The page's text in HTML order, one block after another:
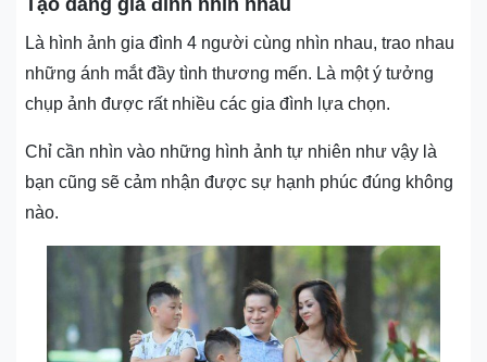
Tạo dáng gia đình nhìn nhau
Là hình ảnh gia đình 4 người cùng nhìn nhau, trao nhau
những ánh mắt đầy tình thương mến. Là một ý tưởng
chụp ảnh được rất nhiều các gia đình lựa chọn.
Chỉ cần nhìn vào những hình ảnh tự nhiên như vậy là
bạn cũng sẽ cảm nhận được sự hạnh phúc đúng không
nào.